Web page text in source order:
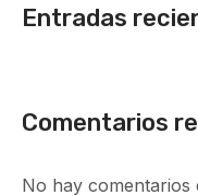
Entradas
Comentarios
No hay comentarios